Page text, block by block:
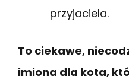
przyjaciela.
To ciekawe,
imiona dla kota,